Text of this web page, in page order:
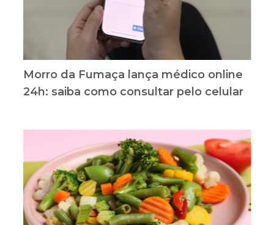
Morro da Fumaça lança médico online
24h: saiba como consultar pelo celular